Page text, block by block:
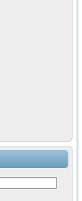
элементной
для
подвижного
Nl SCXI для
сварных
зрения в
для
аппаратуры для
ДВС в
передачи данных
исследования
исследования
основе цифровой